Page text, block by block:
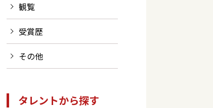
観覧
受賞歴
その他
タレントから探す